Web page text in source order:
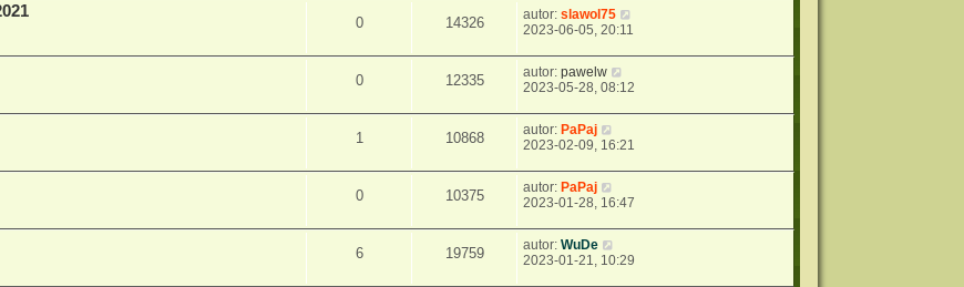
0 14326 autor:slawol75
2023-06-05, 20:11
0 12335 autor:pawelw
2023-05-28, 08:12
1 10868 autor:PaPaj
2023-02-09, 16:21
0 10375 autor:PaPaj
2023-01-28, 16:47
6 19759 autor:WuDe
2023-01-21, 10:29